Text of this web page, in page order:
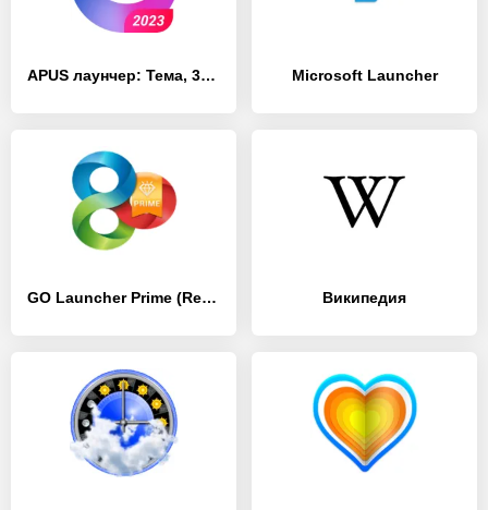
APUS лаунчер: Тема, 3d обои hd Microsoft Launcher
GO Launcher Prime (Remove Ads) Википедия